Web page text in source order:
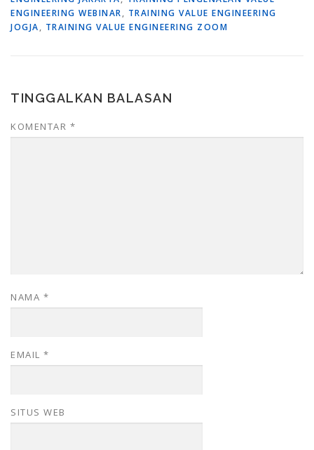
ENGINEERING WEBINAR, TRAINING VALUE ENGINEERING
JOGJA, TRAINING VALUE ENGINEERING ZOOM
TINGGALKAN BALASAN
KOMENTAR *
NAMA *
EMAIL *
SITUS WEB